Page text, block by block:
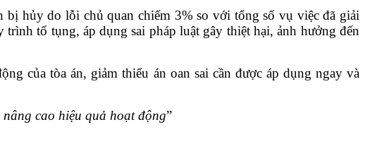
hủy do lỗi chủ quan chiếm 3% so với tổng số vụ việc đã giải
tố tụng, áp dụng sai pháp luật gây thiệt hại, ảnh hưởng đến
của tòa án, giảm thiểu án oan sai cần được áp dụng ngay và
cao hiệu quả hoạt động”